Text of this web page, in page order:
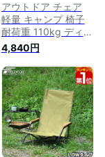
アウトドア チェア
軽量 キャンプ 椅子
耐荷重 110kg ディレ
クターチェア 折りた
たみ デッキチェア
ディレクターズ テー
ブル 付き アームレ
スト ひじ掛け 肘掛
け コンパクト 折り
たたみチェア サイド
テーブル いす チェ
アー FIELDOOR 1年
4,840円